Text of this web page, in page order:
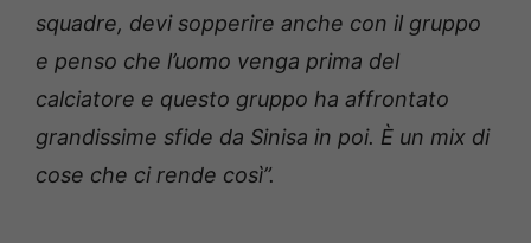
squadre, devi sopperire anche con il gruppo
e penso che l’uomo venga prima del
calciatore e questo gruppo ha affrontato
grandissime sfide da Sinisa in poi. È un mix di
cose che ci rende così”.